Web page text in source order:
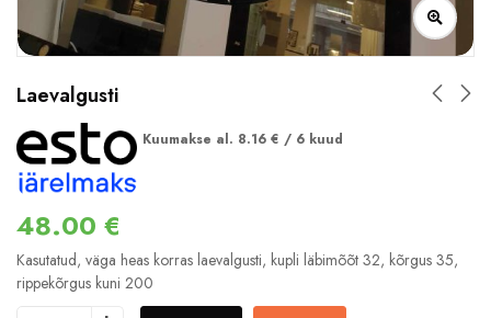
Laevalgusti
Kuumakse al. 8.16 € / 6 kuud
48.00 €
Kasutatud, väga heas korras laevalgusti, kupli läbimõõt 32, kõrgus 35,
rippekõrgus kuni 200